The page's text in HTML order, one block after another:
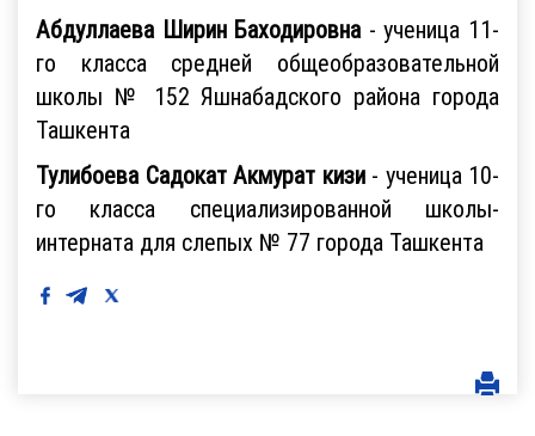
Абдуллаева Ширин Баходировна- ученица 11-
го класса средней общеобразовательной
школы № 152 Яшнабадского района города
Ташкента
Тулибоева Садокат Акмурат кизи- ученица 10-
го класса специализированной школы-
интерната для слепых № 77 города Ташкента